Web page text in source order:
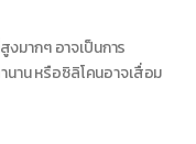
กๆ อาจเป็นการ
นาน หรือซิลิโคนอาจเสื่อม